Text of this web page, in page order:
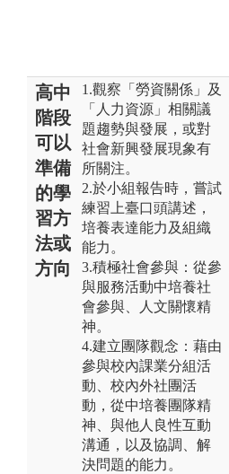
高中
階段
可以
準備
的學
習方
法或
方向
1.觀察「勞資關係」及
「人力資源」相關議
題趨勢與發展，或對
社會新興發展現象有
所關注。
2.於小組報告時，嘗試
練習上臺口頭講述，
培養表達能力及組織
能力。
3.積極社會參與：從參
與服務活動中培養社
會參與、人文關懷精
神。
4.建立團隊觀念：藉由
參與校內課業分組活
動、校內外社團活
動，從中培養團隊精
神、與他人良性互動
溝通，以及協調、解
決問題的能力。